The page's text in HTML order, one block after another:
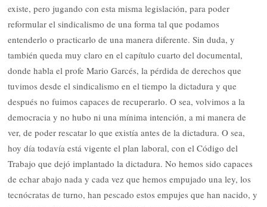
existe, pero jugando con esta misma legislación, para poder
reformular el sindicalismo de una forma tal que podamos
entenderlo o practicarlo de una manera diferente. Sin duda, y
también queda muy claro en el capítulo cuarto del documental,
donde habla el profe Mario Garcés, la pérdida de derechos que
tuvimos desde el sindicalismo en el tiempo la dictadura y que
después no fuimos capaces de recuperarlo. O sea, volvimos a la
democracia y no hubo ni una mínima intención, a mi manera de
ver, de poder rescatar lo que existía antes de la dictadura. O sea,
hoy día todavía está vigente el plan laboral, con el Código del
Trabajo que dejó implantado la dictadura. No hemos sido capaces
de echar abajo nada y cada vez que hemos empujado una ley, los
tecnócratas de turno, han pescado estos empujes que han nacido, y